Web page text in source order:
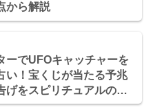
から解説
ーでUFOキャッチャーを
い！宝くじが当たる予兆
げをスピリチュアルの観